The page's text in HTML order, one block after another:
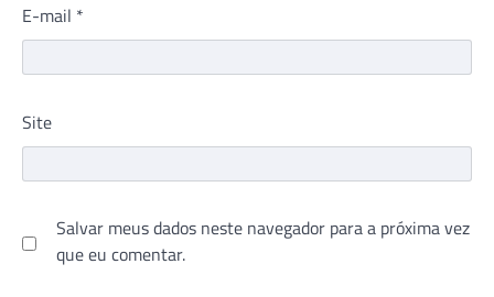
E-mail *
Site
Salvar meus dados neste navegador para a próxima vez
que eu comentar.